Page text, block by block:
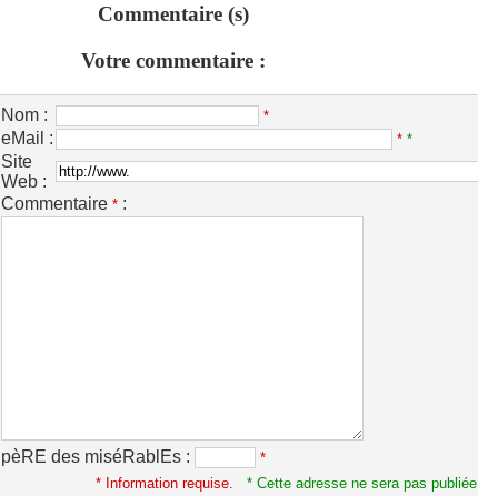
Commentaire (s)
Votre commentaire :
Nom : *
eMail : * *
Site
Web :
Commentaire * :
pèRE des miséRablEs :
*
* Information requise.
* Cette adresse ne sera pas publiée.